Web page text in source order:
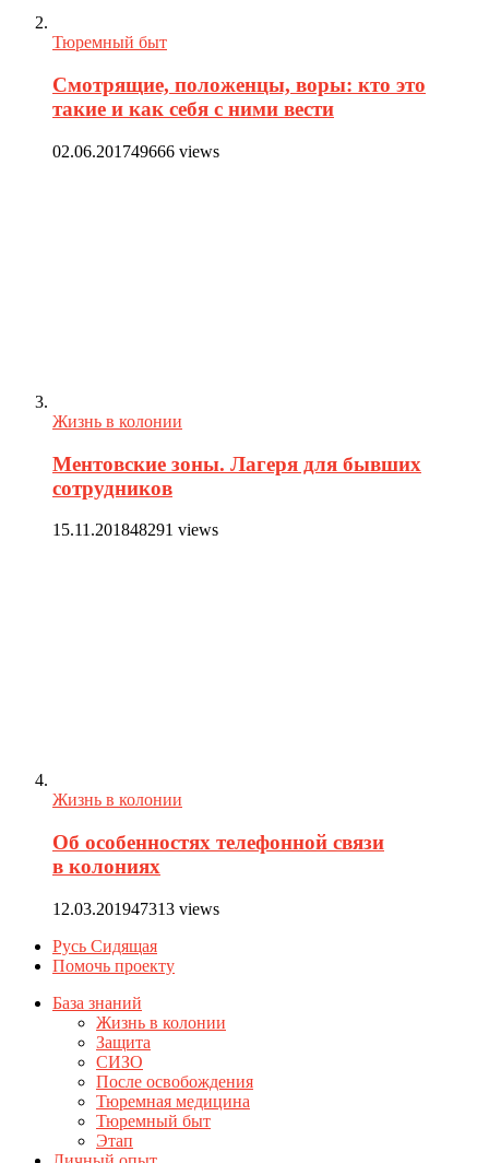
Тюремный быт
Смотрящие, положенцы, воры: кто это
такие и как себя с ними вести
02.06.201749666 views
Жизнь в колонии
Ментовские зоны. Лагеря для бывших
сотрудников
15.11.201848291 views
Жизнь в колонии
Об особенностях телефонной связи
в колониях
12.03.201947313 views
Русь Сидящая
Помочь проекту
База знаний
Жизнь в колонии
Защита
СИЗО
После освобождения
Тюремная медицина
Тюремный быт
Этап